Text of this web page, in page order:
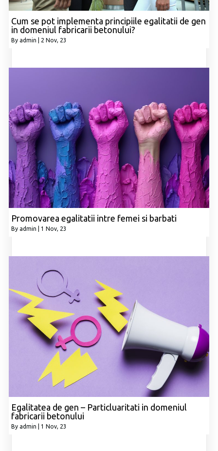
Cum se pot implementa principiile egalitatii de gen
in domeniul fabricarii betonului?
By admin 2 Nov, 23
Promovarea egalitatii intre femei si barbati
By admin 1 Nov, 23
Egalitatea de gen – Particluaritati in domeniul
fabricarii betonului
By admin 1 Nov, 23